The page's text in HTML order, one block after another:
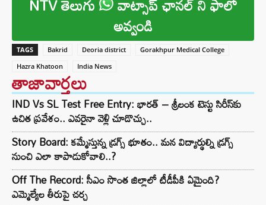
అవ్వండి
TAGS Bakrid Deoria district
Gorakhpur Medical College
Hazra Khatoon
India News
తాజావార్తలు
IND Vs SL Test Free Entry: భారత్ – శ్రీలంక టెస్టు సిరీస్‌కు
ఉచిత ప్రవేశం.. ఎవరైనా వెళ్లి చూడొచ్చు..
Story Board: కమ్మేస్తున్న డ్రగ్స్ భూతం.. మన విద్యార్థుల్ని డ్రగ్స్
నుంచి ఎలా కాపాడుకోవాలి..?
Off The Record: సీఎం సొంత జిల్లాలో టీడీపీకి ఏమైంది?
ఎమ్మెల్యేల తీరుపై చర్చ